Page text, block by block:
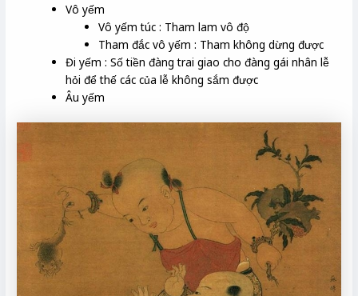
Vô yếm
Vô yếm túc : Tham lam vô độ
Tham đắc vô yếm : Tham không dừng được
Đi yếm : Số tiền đàng trai giao cho đàng gái nhân lễ
hỏi để thế các của lễ không sắm được
Âu yếm